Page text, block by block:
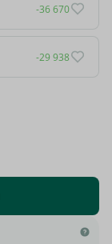
-36 670
-29 938